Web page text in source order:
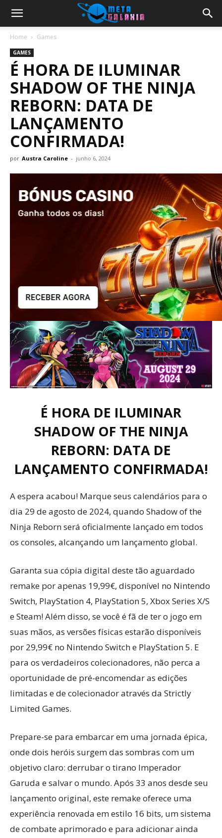
Home Games
GAMES
É HORA DE ILUMINAR
SHADOW OF THE NINJA
REBORN: DATA DE
LANÇAMENTO
CONFIRMADA!
por Austra Caroline - junho 6, 2024
É HORA DE ILUMINAR
SHADOW OF THE NINJA
REBORN: DATA DE
LANÇAMENTO CONFIRMADA!
A espera acabou! Marque seus calendários para o
dia 29 de agosto de 2024, quando Shadow of the
Ninja Reborn será oficialmente lançado em todos
os consoles, alcançando um lançamento global.
Garanta sua cópia digital deste tão aguardado
remake por apenas 19,99€, disponível no Nintendo
Switch, PlayStation 4, PlayStation 5, Xbox Series X/S
e Steam! Além disso, se você é fã de ter o jogo em
suas mãos, as versões físicas estarão disponíveis
por 29,99€ no Nintendo Switch e PlayStation 5. E
para os verdadeiros colecionadores, não perca a
oportunidade de pré-encomendar as edições
limitadas e de colecionador através da Strictly
Limited Games.
Prepare-se para embarcar em uma jornada épica,
onde dois heróis surgem das sombras com um
objetivo claro: derrubar o tirano Imperador
Garuda e salvar o mundo. Após 33 anos desde seu
lançamento original, este remake oferece uma
experiência renovada em estilo 16 bits, um sistema
de combate aprimorado e para adicionar ainda